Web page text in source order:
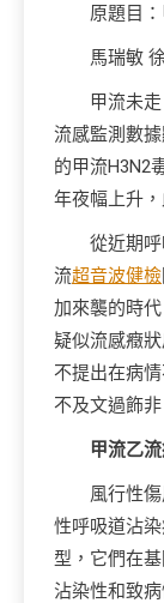
原題目
馬瑞敏
甲流未
流感監測數
的甲流H3N2
年夜幅上升
從近期
流超音波健檢
加來襲的時
疑似流感癥
不提出在病
不及文過飾
甲流乙
風行性
性呼吸道沾
型，它們在
沾染性和致